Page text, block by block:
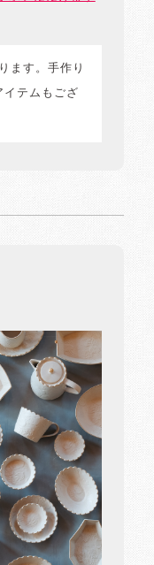
ます。手作り
イテムもござ